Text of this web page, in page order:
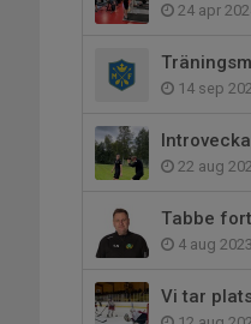
24 apr
14 sep
22 aug
Tabbe
4 aug 2023
Vi tar